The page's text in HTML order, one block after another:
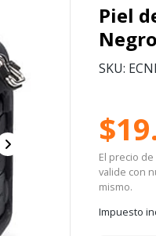
Piel
Negro
SKU:
El precio
valide con
mismo.
Impuesto